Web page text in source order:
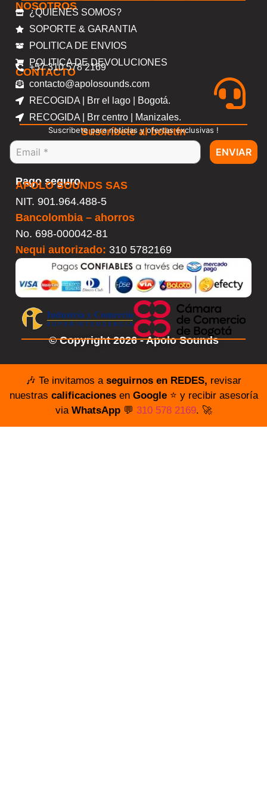
NOSOTROS
¿QUIENES SOMOS?
SOPORTE & GARANTIA
POLITICA DE ENVIOS
POLITICA DE DEVOLUCIONES
CONTACTO
+57 310 578 2169
contacto@apolosounds.com
RECOGIDA | Brr el lago | Bogotá.
RECOGIDA | Brr centro | Manizales.
Suscríbete al boletín
Suscribete para noticias y ofertas exclusivas !
ENVIAR
Pago seguro
APOLO SOUNDS SAS
NIT. 901.964.488-5
Bancolombia – ahorros
No. 698-000042-81
Nequi autorizado: 310 5782169
© Copyright 2026 - Apolo Sounds
🎶 Te invitamos a seguirnos en REDES, revisar
nuestras calificacionesen Google⭐️ y recibir asesoría
via WhatsApp💬 310 578 2169. 🚀